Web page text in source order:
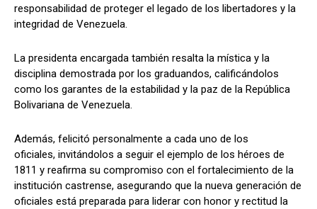
responsabilidad de proteger el legado de los libertadores y la
integridad de Venezuela.
La presidenta encargada también resalta la mística y la
disciplina demostrada por los graduandos, calificándolos
como los garantes de la estabilidad y la paz de la República
Bolivariana de Venezuela.
Además, felicitó personalmente a cada uno de los
oficiales, invitándolos a seguir el ejemplo de los héroes de
1811 y reafirma su compromiso con el fortalecimiento de la
institución castrense, asegurando que la nueva generación de
oficiales está preparada para liderar con honor y rectitud la